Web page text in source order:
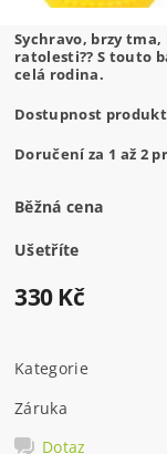
Sychravo, brzy
ratolesti?? S touto
celá rodina.
Dostupnost
Doručení za 1 až 2
Běžná cena
Ušetříte
330 Kč
Kategorie
Záruka
Dotaz